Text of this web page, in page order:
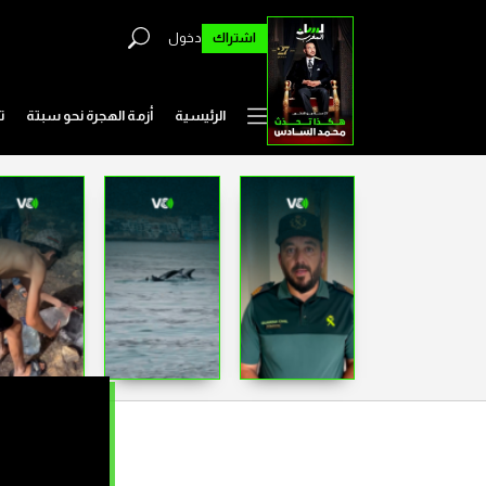
اشتراك دخول
الرئيسية أزمة الهجرة نحو سبتة